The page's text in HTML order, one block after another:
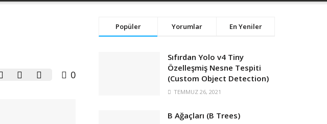
0
Popüler Yorumlar En Yeniler
Sıfırdan Yolo v4 Tiny
Özelleşmiş Nesne Tespiti
(Custom Object Detection)
TEMMUZ 26, 2021
B Ağaçları (B Trees)